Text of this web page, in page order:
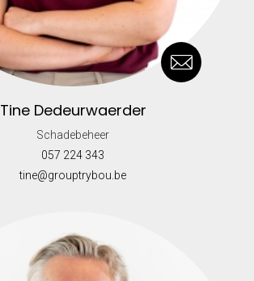
Tine Dedeurwaerder
Schadebeheer
057 224 343
tine@grouptrybou.be